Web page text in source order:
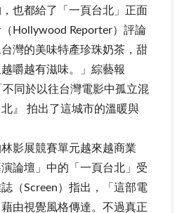
也都給了「一頁台北」正面
Hollywood Reporter）評論
台灣的美味特產珍珠奶茶，甜
嚼越有滋味。」綜藝報
不同於以往台灣電影中孤立混
』 拍出了這城市的溫暖與
影展競賽單元越來越商業
論壇」中的「一頁台北」受
（Screen）指出，「這部電
由視覺風格傳達。不過真正